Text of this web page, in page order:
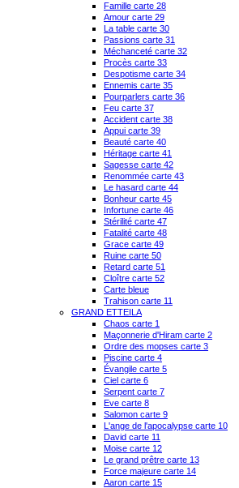
Famille carte 28
Amour carte 29
La table carte 30
Passions carte 31
Méchanceté carte 32
Procès carte 33
Despotisme carte 34
Ennemis carte 35
Pourparlers carte 36
Feu carte 37
Accident carte 38
Appui carte 39
Beauté carte 40
Héritage carte 41
Sagesse carte 42
Renommée carte 43
Le hasard carte 44
Bonheur carte 45
Infortune carte 46
Stérilité carte 47
Fatalité carte 48
Grace carte 49
Ruine carte 50
Retard carte 51
Cloître carte 52
Carte bleue
Trahison carte 11
GRAND ETTEILA
Chaos carte 1
Maçonnerie d'Hiram carte 2
Ordre des mopses carte 3
Piscine carte 4
Évangile carte 5
Ciel carte 6
Serpent carte 7
Eve carte 8
Salomon carte 9
L'ange de l'apocalypse carte 10
David carte 11
Moise carte 12
Le grand prêtre carte 13
Force majeure carte 14
Aaron carte 15